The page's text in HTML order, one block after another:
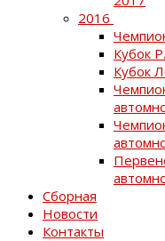
2016
Кубок
Кубок
Сборная
Новости
Контакты